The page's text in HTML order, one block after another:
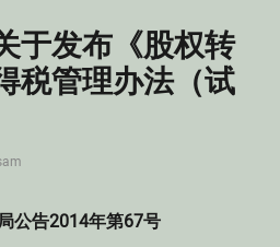
于发布《股权转
税管理办法（试
公告2014年第67号